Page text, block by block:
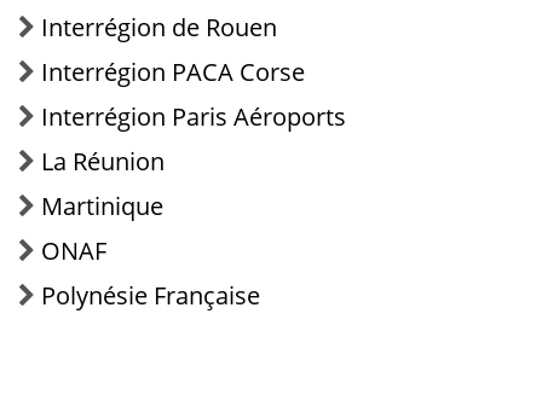
Interrégion de Rouen
Interrégion PACA Corse
Interrégion Paris Aéroports
La Réunion
Martinique
ONAF
Polynésie Française